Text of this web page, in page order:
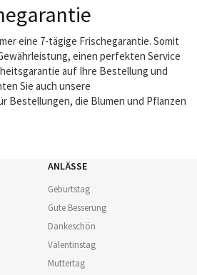
eine 7-tägige Frischegarantie. Somit
einen perfekten Service
auf Ihre Bestellung und
Sie auch unsere
Bestellungen, die Blumen und Pflanzen
ANLÄSSE
Geburtstag
Gute Besserung
Dankeschön
Valentinstag
Muttertag